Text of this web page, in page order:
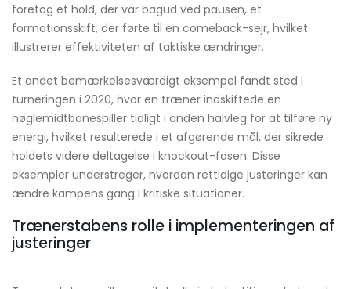
foretog et hold, der var bagud ved pausen, et
formationsskift, der førte til en comeback-sejr, hvilket
illustrerer effektiviteten af taktiske ændringer.
Et andet bemærkelsesværdigt eksempel fandt sted i
turneringen i 2020, hvor en træner indskiftede en
nøglemidtbanespiller tidligt i anden halvleg for at tilføre ny
energi, hvilket resulterede i et afgørende mål, der sikrede
holdets videre deltagelse i knockout-fasen. Disse
eksempler understreger, hvordan rettidige justeringer kan
ændre kampens gang i kritiske situationer.
Trænerstabens rolle i implementeringen af
justeringer